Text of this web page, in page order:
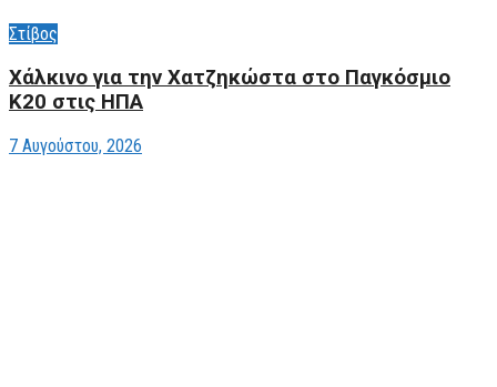
Στίβος
Xάλκινο για την Χατζηκώστα στο Παγκόσμιο
Κ20 στις ΗΠΑ
7 Αυγούστου, 2026